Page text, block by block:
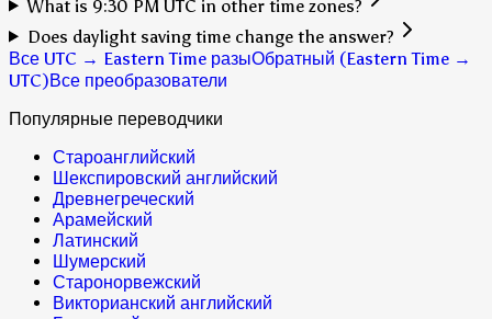
What is 9:30 PM UTC in other time zones?
Does daylight saving time change the answer?
Все UTC → Eastern Time разыОбратный (Eastern Time →
UTC)Все преобразователи
Популярные переводчики
Староанглийский
Шекспировский английский
Древнегреческий
Арамейский
Латинский
Шумерский
Старонорвежский
Викторианский английский